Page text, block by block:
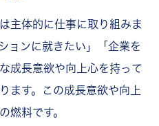
主体的に仕事に取り組みま
ョンに就きたい」「企業を
成長意欲や向上心を持って
ます。この成長意欲や向上
燃料です。